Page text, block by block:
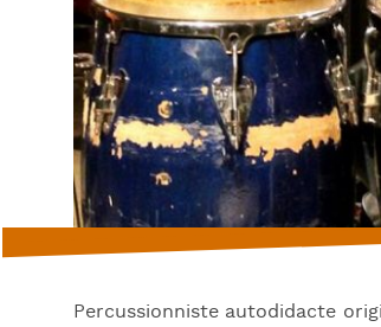
Percussionniste autodidacte